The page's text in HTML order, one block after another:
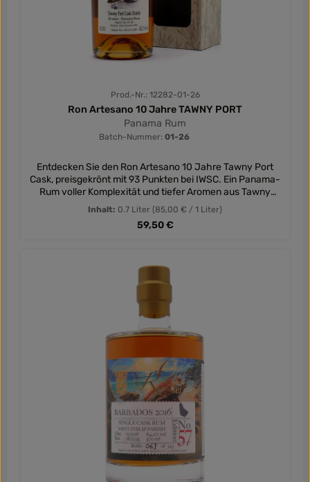
Prod.-Nr.: 12282-01-26
Ron Artesano 10 Jahre TAWNY PORT
Panama Rum
Batch-Nummer:01-26
Entdecken Sie den Ron Artesano 10 Jahre Tawny Port
Cask, preisgekrönt mit 93 Punkten bei IWSC. Ein Panama-
Rum voller Komplexität und tiefer Aromen aus Tawny
Port-Fässern.
Inhalt: 0.7 Liter (85,00 € / 1 Liter)
Regulärer Preis:
59,50 €